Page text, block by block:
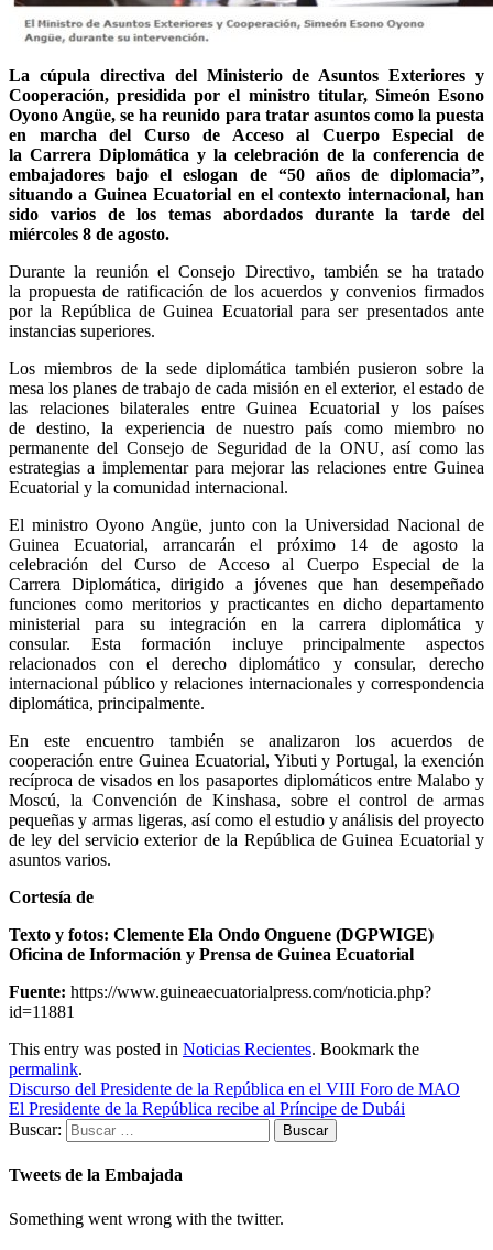
La cúpula directiva del Ministerio de Asuntos Exteriores y
Cooperación, presidida por el ministro titular, Simeón Esono
Oyono Angüe, se ha reunido para tratar asuntos como la puesta
en marcha del Curso de Acceso al Cuerpo Especial de
la Carrera Diplomática y la celebración de la conferencia de
embajadores bajo el eslogan de “50 años de diplomacia”,
situando a Guinea Ecuatorial en el contexto internacional, han
sido varios de los temas abordados durante la tarde del
miércoles 8 de agosto.
Durante la reunión el Consejo Directivo, también se ha tratado
la propuesta de ratificación de los acuerdos y convenios firmados
por la República de Guinea Ecuatorial para ser presentados ante
instancias superiores.
Los miembros de la sede diplomática también pusieron sobre la
mesa los planes de trabajo de cada misión en el exterior, el estado de
las relaciones bilaterales entre Guinea Ecuatorial y los países
de destino, la experiencia de nuestro país como miembro no
permanente del Consejo de Seguridad de la ONU, así como las
estrategias a implementar para mejorar las relaciones entre Guinea
Ecuatorial y la comunidad internacional.
El ministro Oyono Angüe, junto con la Universidad Nacional de
Guinea Ecuatorial, arrancarán el próximo 14 de agosto la
celebración del Curso de Acceso al Cuerpo Especial de la
Carrera Diplomática, dirigido a jóvenes que han desempeñado
funciones como meritorios y practicantes en dicho departamento
ministerial para su integración en la carrera diplomática y
consular. Esta formación incluye principalmente aspectos
relacionados con el derecho diplomático y consular, derecho
internacional público y relaciones internacionales y correspondencia
diplomática, principalmente.
En este encuentro también se analizaron los acuerdos de
cooperación entre Guinea Ecuatorial, Yibuti y Portugal, la exención
recíproca de visados en los pasaportes diplomáticos entre Malabo y
Moscú, la Convención de Kinshasa, sobre el control de armas
pequeñas y armas ligeras, así como el estudio y análisis del proyecto
de ley del servicio exterior de la República de Guinea Ecuatorial y
asuntos varios.
Cortesía de
Texto y fotos: Clemente Ela Ondo Onguene (DGPWIGE)
Oficina de Información y Prensa de Guinea Ecuatorial
Fuente: https://www.guineaecuatorialpress.com/noticia.php?
id=11881
This entry was posted in Noticias Recientes. Bookmark the
permalink.
Discurso del Presidente de la República en el VIII Foro de MAO
El Presidente de la República recibe al Príncipe de Dubái
Buscar:
Tweets de la Embajada
Something went wrong with the twitter.